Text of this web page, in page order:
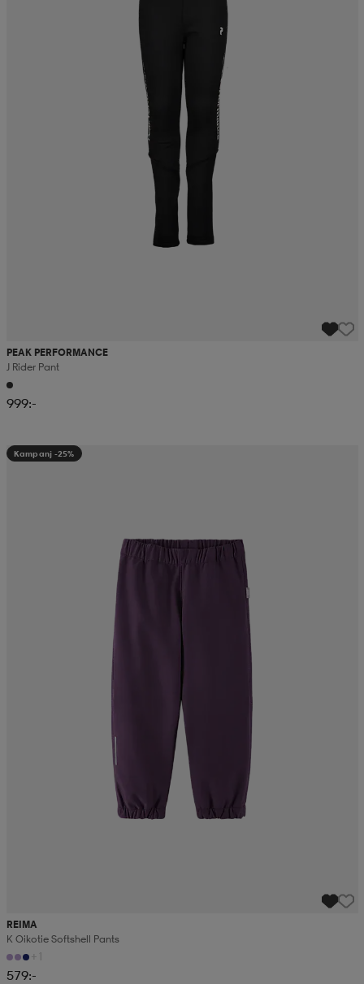
PEAK PERFORMANCE
J Rider Pant
999:-
Kampanj -25%
REIMA
K Oikotie Softshell Pants
+1
579:-